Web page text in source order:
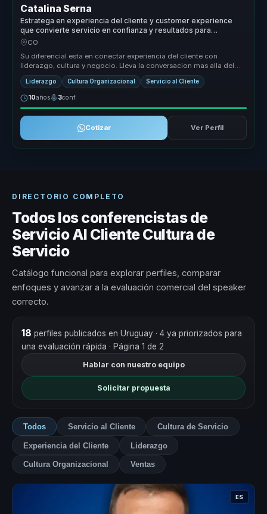
Catalina Serna
Estratega en experiencia del cliente y customer experience
que convierte servicio en confianza y resultados para
empresas.
CO
Su diferencial esta en conectar experiencia del cliente con
liderazgo, cultura y negocio. Lleva la conversacion mas alla del
servicio tra...
Liderazgo Cultura Organizacional Servicio al Cliente
10años 3conf.
Cotizar Ver Perfil
DIRECTORIO COMPLETO
Todos los conferencistas de
Servicio Al Cliente Cultura de
Servicio
Catálogo funcional para explorar perfiles, comparar
enfoques y avanzar a la evaluación comercial del speaker
correcto.
18 perfiles publicados en Uruguay · 4 ya priorizados para
una evaluación rápida · Página 1 de 2
Hablar con nuestro equipo
Solicitar propuesta
Todos Servicio al Cliente Cultura de Servicio
Experiencia del Cliente Liderazgo
Cultura Organizacional Ventas
ES